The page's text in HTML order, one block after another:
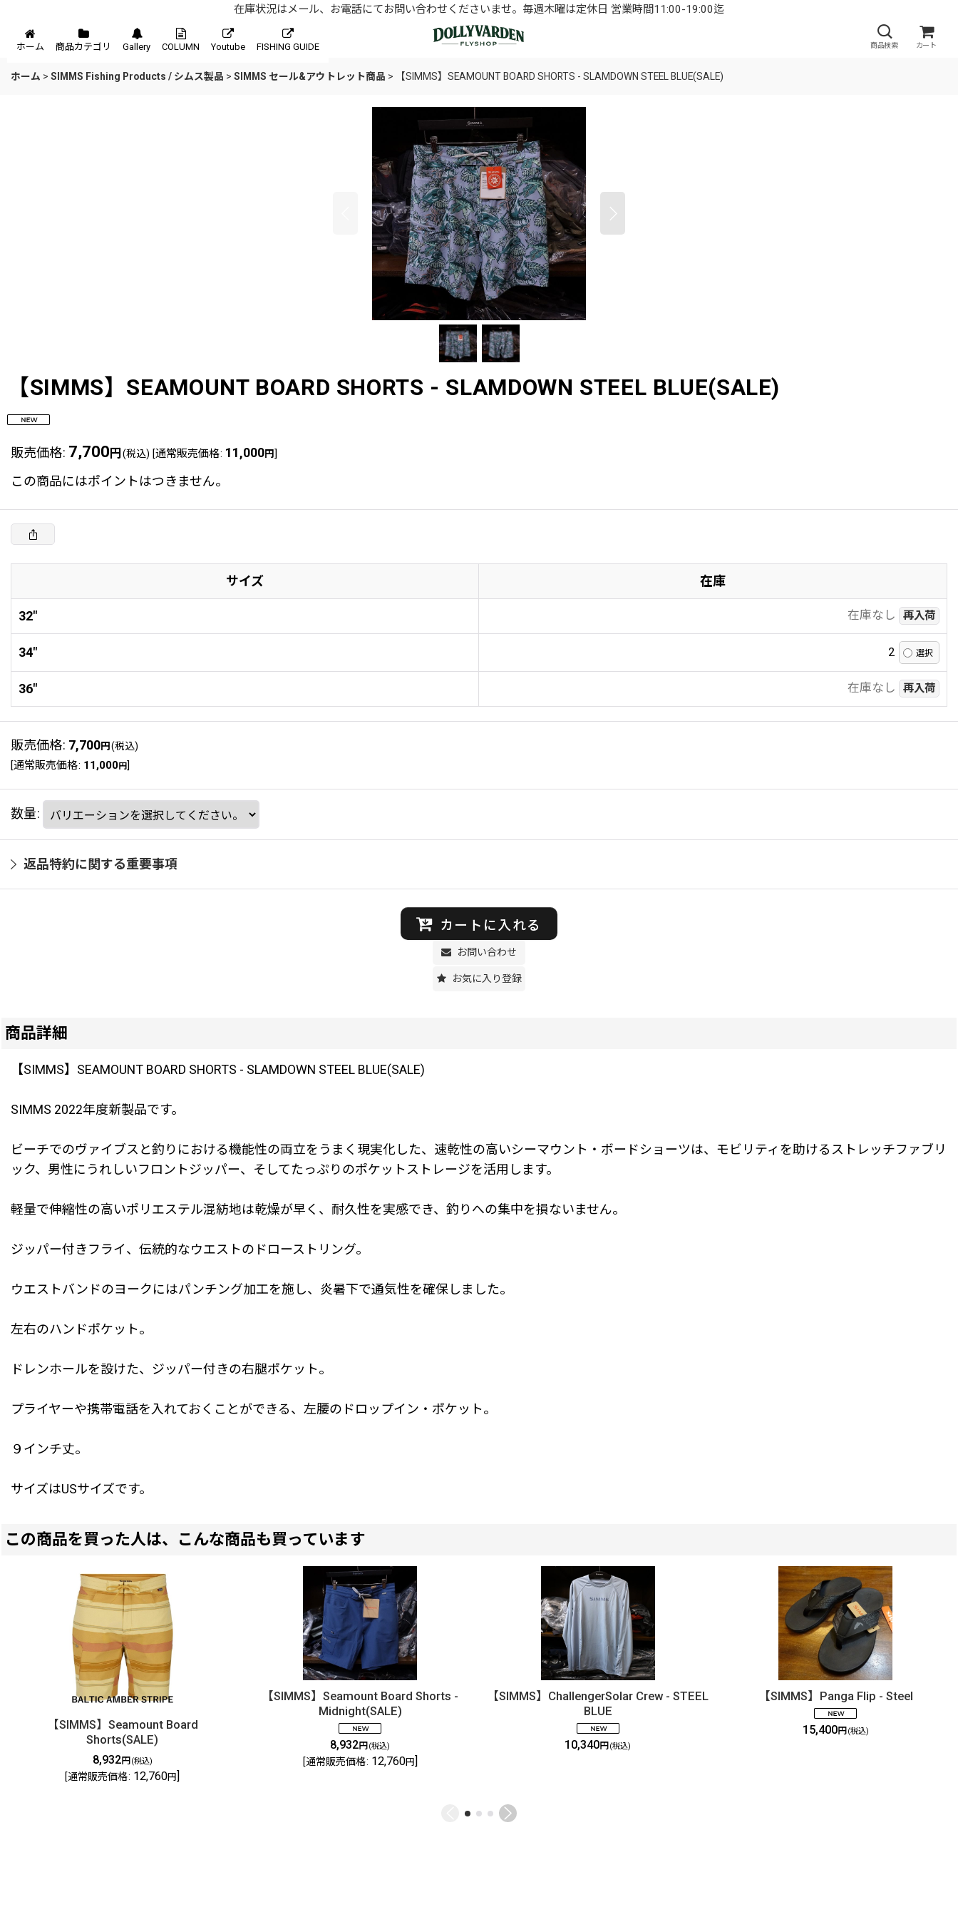
在庫状況はメール、お電話にてお問い合わせくださいませ。毎週木曜は定休日 営業時間11:00-19:00迄
メニュー 商品検索 カート
ホーム 商品カテゴリ Gallery COLUMN Youtube FISHING GUIDE
ホーム > SIMMS Fishing Products / シムス製品 > SIMMS セール&アウトレット商品 > 【SIMMS】SEAMOUNT BOARD SHORTS - SLAMDOWN STEEL BLUE(SALE)
【SIMMS】SEAMOUNT BOARD SHORTS - SLAMDOWN STEEL BLUE(SALE)
販売価格: 7,700 円 (税込) [通常販売価格: 11,000円]
この商品にはポイントはつきません。
サイズ 在庫
32" 在庫なし 再入荷
34" 2
36" 在庫なし 再入荷
販売価格: 7,700円(税込)
[通常販売価格: 11,000円]
数量:
返品特約に関する重要事項
カートに入れる
お問い合わせ
お気に入り登録
商品詳細
【SIMMS】SEAMOUNT BOARD SHORTS - SLAMDOWN STEEL BLUE(SALE)
SIMMS 2022年度新製品です。
ビーチでのヴァイブスと釣りにおける機能性の両立をうまく現実化した、速乾性の高いシーマウント・ボードショーツは、モビリティを助けるストレッチファブリ
ック、男性にうれしいフロントジッパー、そしてたっぷりのポケットストレージを活用します。
軽量で伸縮性の高いポリエステル混紡地は乾燥が早く、耐久性を実感でき、釣りへの集中を損ないません。
ジッパー付きフライ、伝統的なウエストのドローストリング。
ウエストバンドのヨークにはパンチング加工を施し、炎暑下で通気性を確保しました。
左右のハンドポケット。
ドレンホールを設けた、ジッパー付きの右腿ポケット。
プライヤーや携帯電話を入れておくことができる、左腰のドロップイン・ポケット。
９インチ丈。
サイズはUSサイズです。
この商品を買った人は、こんな商品も買っています
【SIMMS】Seamount Board
Shorts(SALE)
8,932円 (税込)
[通常販売価格: 12,760円]
【SIMMS】Seamount Board Shorts -
Midnight(SALE)
8,932円 (税込)
[通常販売価格: 12,760円]
【SIMMS】ChallengerSolar Crew - STEEL
BLUE
10,340円 (税込)
【SIMMS】Panga Flip - Steel
15,400円 (税込)